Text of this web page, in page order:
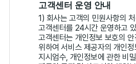
고객센터 운영 안내
1) 회사는 고객의 민원사항의
고객센터를 24시간 운영하고
고객센터는 개인정보 보호의 안
위하여 서비스 제공자의 개인
지시엄수, 개인정보에 관한 비